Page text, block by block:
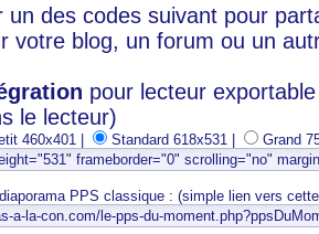
un des codes suivant pour
votre blog, un forum ou un
pour lecteur
le lecteur)
460x401 | Standard 618x531 | Grand
PPS classique : (simple lien vers